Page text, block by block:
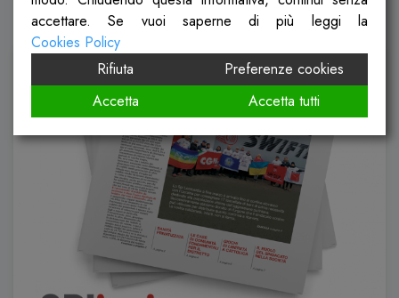
accettare. Se vuoi saperne di più leggi la
Cookies Policy
Rifiuta
Preferenze cookies
Accetta
Accetta tutti